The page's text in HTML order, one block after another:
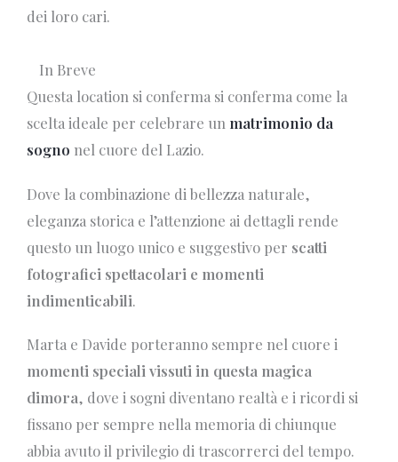
dei loro cari.
In Breve
Questa location si conferma si conferma come la
scelta ideale per celebrare un matrimonio da
sogno nel cuore del Lazio.
Dove la combinazione di bellezza naturale,
eleganza storica e l’attenzione ai dettagli rende
questo un luogo unico e suggestivo per scatti
fotografici spettacolari e momenti
indimenticabili.
Marta e Davide porteranno sempre nel cuore i
momenti speciali vissuti in questa magica
dimora, dove i sogni diventano realtà e i ricordi si
fissano per sempre nella memoria di chiunque
abbia avuto il privilegio di trascorrerci del tempo.